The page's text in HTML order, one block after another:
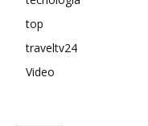
top
traveltv24
Video